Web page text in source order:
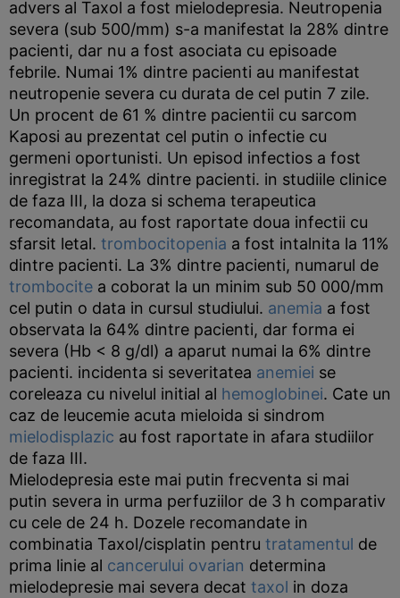
advers al Taxol a fost mielodepresia. Neutropenia
severa (sub 500/mm) s-a manifestat la 28% dintre
pacienti, dar nu a fost asociata cu episoade
febrile. Numai 1% dintre pacienti au manifestat
neutropenie severa cu durata de cel putin 7 zile.
Un procent de 61 % dintre pacientii cu sarcom
Kaposi au prezentat cel putin o infectie cu
germeni oportunisti. Un episod infectios a fost
inregistrat la 24% dintre pacienti. in studiile clinice
de faza III, la doza si schema terapeutica
recomandata, au fost raportate doua infectii cu
sfarsit letal. trombocitopenia a fost intalnita la 11%
dintre pacienti. La 3% dintre pacienti, numarul de
trombocite a coborat la un minim sub 50 000/mm
cel putin o data in cursul studiului. anemia a fost
observata la 64% dintre pacienti, dar forma ei
severa (Hb < 8 g/dl) a aparut numai la 6% dintre
pacienti. incidenta si severitatea anemiei se
coreleaza cu nivelul initial al hemoglobinei. Cate un
caz de leucemie acuta mieloida si sindrom
mielodisplazic au fost raportate in afara studiilor
de faza III.
Mielodepresia este mai putin frecventa si mai
putin severa in urma perfuziilor de 3 h comparativ
cu cele de 24 h. Dozele recomandate in
combinatia Taxol/cisplatin pentru tratamentul de
prima linie al cancerului ovarian determina
mielodepresie mai severa decat taxol in doza